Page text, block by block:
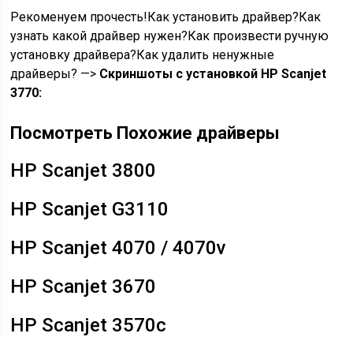
Рекоменуем прочесть!Как установить драйвер?Как
узнать какой драйвер нужен?Как произвести ручную
установку драйвера?Как удалить ненужные
драйверы? —> Скриншоты с установкой HP Scanjet
3770:
Посмотреть Похожие драйверы
HP Scanjet 3800
HP Scanjet G3110
HP Scanjet 4070 / 4070v
HP Scanjet 3670
HP Scanjet 3570c